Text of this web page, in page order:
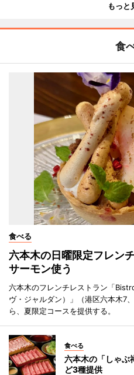
もっと
食
食べる
六本木の日曜限定フレン
サーモン使う
六本木のフレンチレストラン「
ヴ・ジャルダン）」（港区六本木7
ら、夏限定コースを提供する。
食べる
六本木の「しゃ
ど3種提供